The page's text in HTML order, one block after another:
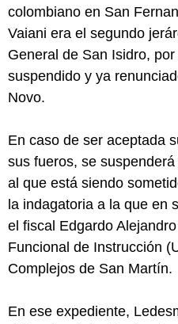
colombiano en San
Vaiani era el segundo
General de San Isidro,
suspendido y ya
Novo.
En caso de ser aceptada
sus fueros, se
al que está siendo
la indagatoria a la que en
el fiscal Edgardo
Funcional de Instrucción
Complejos de San Martín.
En ese expediente,